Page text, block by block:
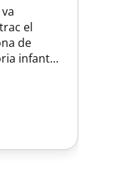
el
de
infantil
la